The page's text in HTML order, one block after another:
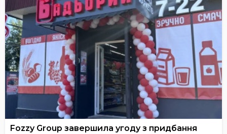
Fozzy Group завершила угоду з придбання